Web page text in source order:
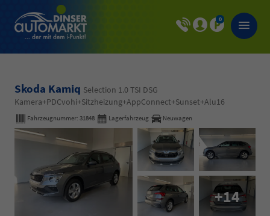
0
Skoda Kamiq Selection 1.0 TSI DSG
Kamera+PDCvohi+Sitzheizung+AppConnect+Sunset+Alu16
Fahrzeugnummer: 31848 Lagerfahrzeug Neuwagen
+14